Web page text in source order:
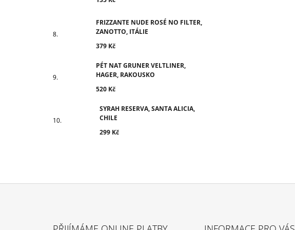
FRIZZANTE NUDE ROSÉ NO FILTER,
ZANOTTO, ITÁLIE
379 Kč
PÉT NAT GRUNER VELTLINER,
HAGER, RAKOUSKO
520 Kč
SYRAH RESERVA, SANTA ALICIA,
CHILE
299 Kč